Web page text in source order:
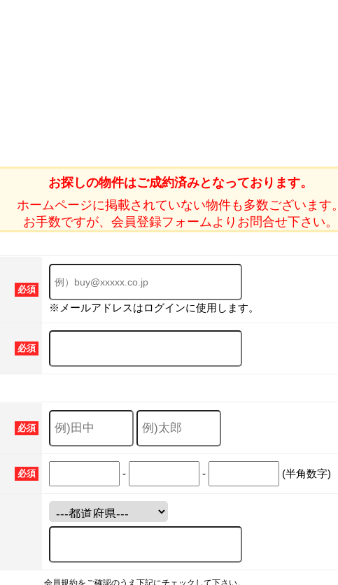
お探しの物件はご成約済みとなっております。
ホームページに掲載されていない物件も多数ございます。
お手数ですが、会員登録フォームよりお問合せ下さい。
必須
※メールアドレスはログインに使用します。
必須
必須
必須 - - (半角数字)
会員規約をご確認のうえ下記にチェックして下さい。